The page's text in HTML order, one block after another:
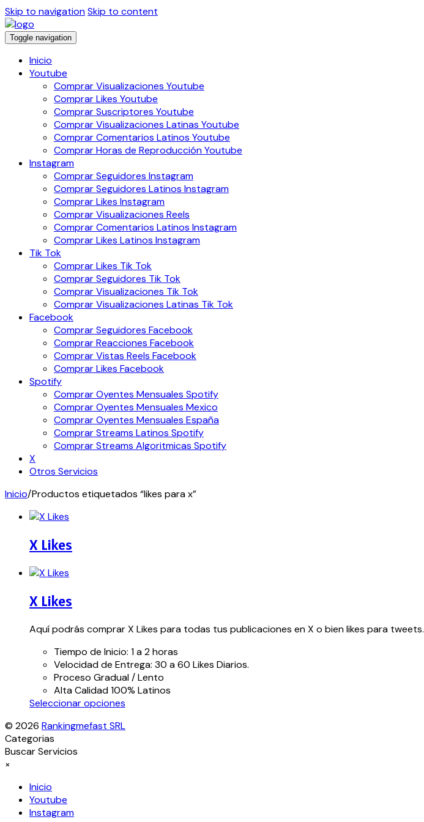
Skip to navigationSkip to content
Toggle navigation
Inicio
Youtube
Comprar Visualizaciones Youtube
Comprar Likes Youtube
Comprar Suscriptores Youtube
Comprar Visualizaciones Latinas Youtube
Comprar Comentarios Latinos Youtube
Comprar Horas de Reproducción Youtube
Instagram
Comprar Seguidores Instagram
Comprar Seguidores Latinos Instagram
Comprar Likes Instagram
Comprar Visualizaciones Reels
Comprar Comentarios Latinos Instagram
Comprar Likes Latinos Instagram
Tik Tok
Comprar Likes Tik Tok
Comprar Seguidores Tik Tok
Comprar Visualizaciones Tik Tok
Comprar Visualizaciones Latinas Tik Tok
Facebook
Comprar Seguidores Facebook
Comprar Reacciones Facebook
Comprar Vistas Reels Facebook
Comprar Likes Facebook
Spotify
Comprar Oyentes Mensuales Spotify
Comprar Oyentes Mensuales Mexico
Comprar Oyentes Mensuales España
Comprar Streams Latinos Spotify
Comprar Streams Algoritmicas Spotify
X
Otros Servicios
Inicio/Productos etiquetados “likes para x”
X Likes
X Likes
Aquí podrás comprar X Likes para todas tus publicaciones en X o bien likes para tweets.
Tiempo de Inicio: 1 a 2 horas
Velocidad de Entrega: 30 a 60 Likes Diarios.
Proceso Gradual / Lento
Alta Calidad 100% Latinos
Seleccionar opciones
tiene
© 2026 Rankingmefast SRL
Categorias
Buscar Servicios
×
Inicio
Youtube
Instagram